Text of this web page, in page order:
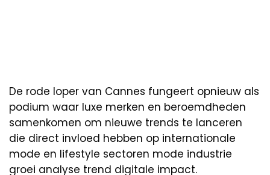
De rode loper van Cannes fungeert opnieuw als
podium waar luxe merken en beroemdheden
samenkomen om nieuwe trends te lanceren
die direct invloed hebben op internationale
mode en lifestyle sectoren mode industrie
groei analyse trend digitale impact.